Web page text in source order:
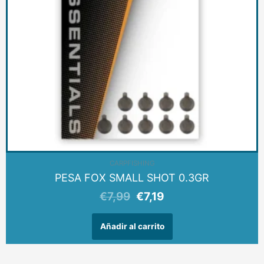
CARPFISHING
PESA FOX SMALL SHOT 0.3GR
€7,99 €7,19
Añadir al carrito